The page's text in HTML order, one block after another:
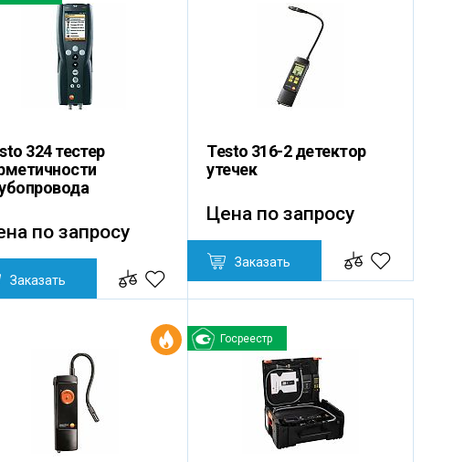
324 тестер
по запросу
Заказать
Testo 316-2 детектор
утечек
Цена по запросу
Заказать
Госреестр